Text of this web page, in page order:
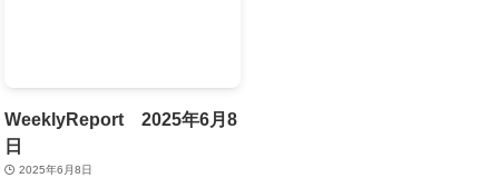
WeeklyReport 2025年6月8
日
2025年6月8日